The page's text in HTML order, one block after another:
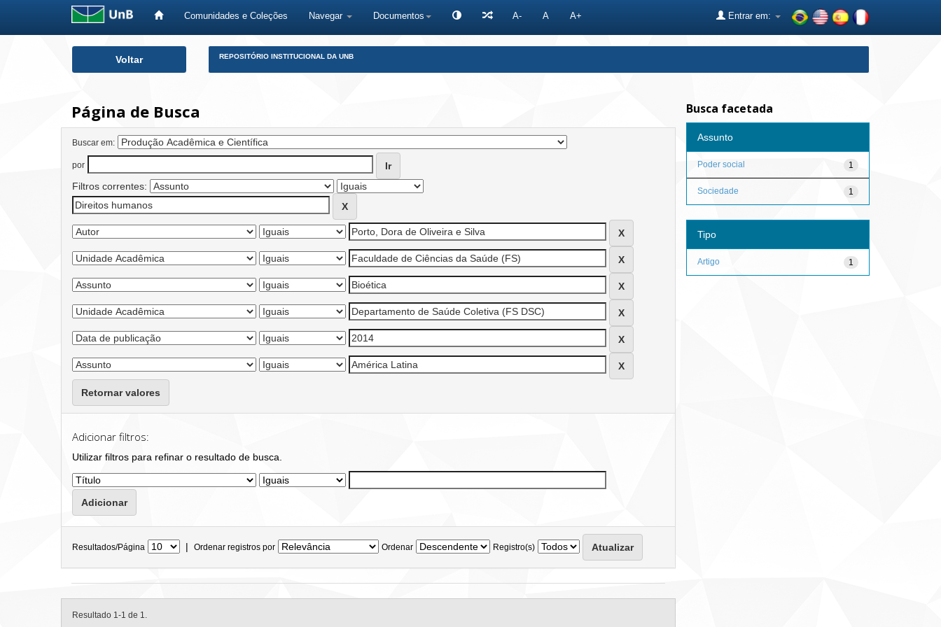
Comunidades e Coleções Navegar Documentos A- A A+ Entrar em:
Voltar REPOSITÓRIO INSTITUCIONAL DA UNB
Página de Busca
Buscar em:
por
Filtros correntes:
Retornar valores
Adicionar filtros:
Utilizar filtros para refinar o resultado de busca.
Resultados/Página | Ordenar registros por Ordenar Registro(s)
Resultado 1-1 de 1.
Busca facetada
Assunto
1
Poder social
1
Sociedade
Tipo
1
Artigo